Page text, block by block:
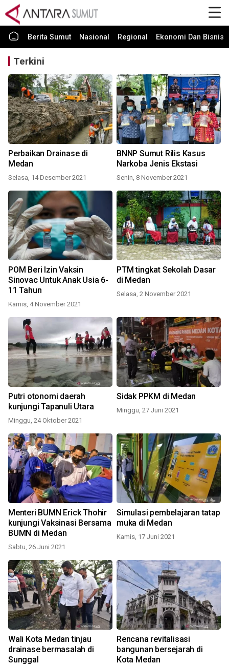
Berita Sumut Nasional Regional Ekonomi Dan Bisnis
Terkini
Perbaikan Drainase di
Medan
Selasa, 14 Desember 2021
BNNP Sumut Rilis Kasus
Narkoba Jenis Ekstasi
Senin, 8 November 2021
POM Beri Izin Vaksin
Sinovac Untuk Anak Usia 6-
11 Tahun
Kamis, 4 November 2021
PTM tingkat Sekolah Dasar
di Medan
Selasa, 2 November 2021
Putri otonomi daerah
kunjungi Tapanuli Utara
Minggu, 24 Oktober 2021
Sidak PPKM di Medan
Minggu, 27 Juni 2021
Menteri BUMN Erick Thohir
kunjungi Vaksinasi Bersama
BUMN di Medan
Sabtu, 26 Juni 2021
Simulasi pembelajaran tatap
muka di Medan
Kamis, 17 Juni 2021
Wali Kota Medan tinjau
drainase bermasalah di
Sunggal
Rencana revitalisasi
bangunan bersejarah di
Kota Medan